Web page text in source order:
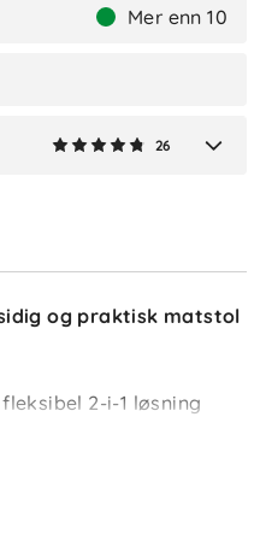
Mer enn 10
26
og praktisk matstol
2-i-1 løsning
barnestol til
justerbare fotstøtten